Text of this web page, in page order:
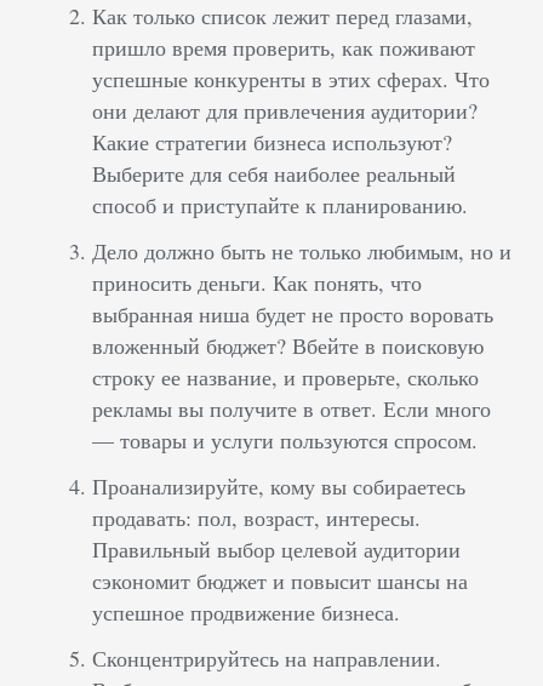
Как только список лежит перед глазами,
пришло время проверить, как поживают
успешные конкуренты в этих сферах. Что
они делают для привлечения аудитории?
Какие стратегии бизнеса используют?
Выберите для себя наиболее реальный
способ и приступайте к планированию.
Дело должно быть не только любимым, но и
приносить деньги. Как понять, что
выбранная ниша будет не просто воровать
вложенный бюджет? Вбейте в поисковую
строку ее название, и проверьте, сколько
рекламы вы получите в ответ. Если много
— товары и услуги пользуются спросом.
Проанализируйте, кому вы собираетесь
продавать: пол, возраст, интересы.
Правильный выбор целевой аудитории
сэкономит бюджет и повысит шансы на
успешное продвижение бизнеса.
Сконцентрируйтесь на направлении.